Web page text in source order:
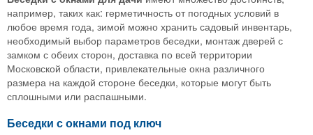
например, таких как: герметичность от погодных условий в
любое время года, зимой можно хранить садовый инвентарь,
необходимый выбор параметров беседки, монтаж дверей с
замком с обеих сторон, доставка по всей территории
Московской области, привлекательные окна различного
размера на каждой стороне беседки, которые могут быть
сплошными или распашными.
Беседки с окнами под ключ